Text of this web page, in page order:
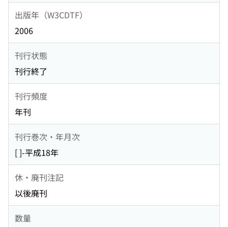
出版年（W3CDTF）
2006
刊行状態
刊行終了
刊行頻度
年刊
刊行巻次・年月次
[ ]-平成18年
休・廃刊注記
以後廃刊
数量